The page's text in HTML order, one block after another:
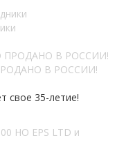
В РОССИИ!
свое 35-летие!